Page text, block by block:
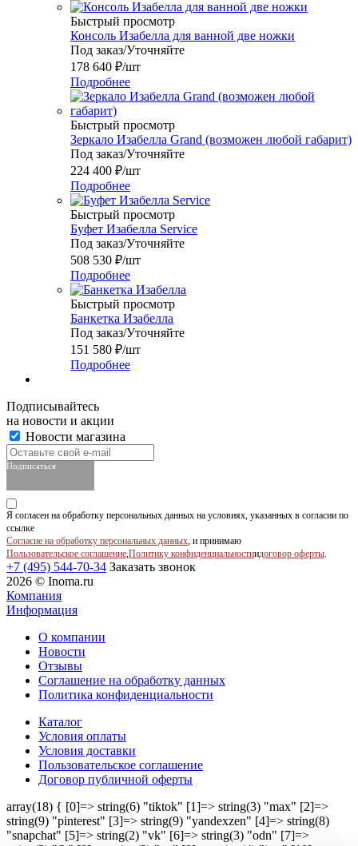
Быстрый просмотр
Консоль Изабелла для ванной две ножки
Под заказ/Уточняйте
178 640 ₽/шт
Подробнее
Быстрый просмотр
Зеркало Изабелла Grand (возможен любой габарит)
Под заказ/Уточняйте
224 400 ₽/шт
Подробнее
Быстрый просмотр
Буфет Изабелла Service
Под заказ/Уточняйте
508 530 ₽/шт
Подробнее
Быстрый просмотр
Банкетка Изабелла
Под заказ/Уточняйте
151 580 ₽/шт
Подробнее
Подписывайтесь
на новости и акции
Новости магазина
Подписаться
Я согласен на обработку персональных данных на условиях, указанных в согласии по
ссылке
Согласие на обработку персональных данных , и принимаю
Пользовательское соглашение Политику конфиденциальностиидоговор оферты
+7 (495) 544-70-34 Заказать звонок
2026 © Inoma.ru
Компания
Информация
О компании
Новости
Отзывы
Соглашение на обработку данных
Политика конфиденциальности
Каталог
Условия оплаты
Условия доставки
Пользовательское соглашение
Договор публичной оферты
array(18) { [0]=> string(6) "tiktok" [1]=> string(3) "max" [2]=>
string(9) "pinterest" [3]=> string(9) "yandexzen" [4]=> string(8)
"snapchat" [5]=> string(2) "vk" [6]=> string(3) "odn" [7]=>